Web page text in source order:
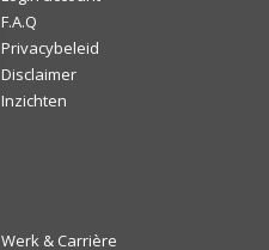
F.A.Q
Privacybeleid
Disclaimer
Inzichten
Werk & Carrière